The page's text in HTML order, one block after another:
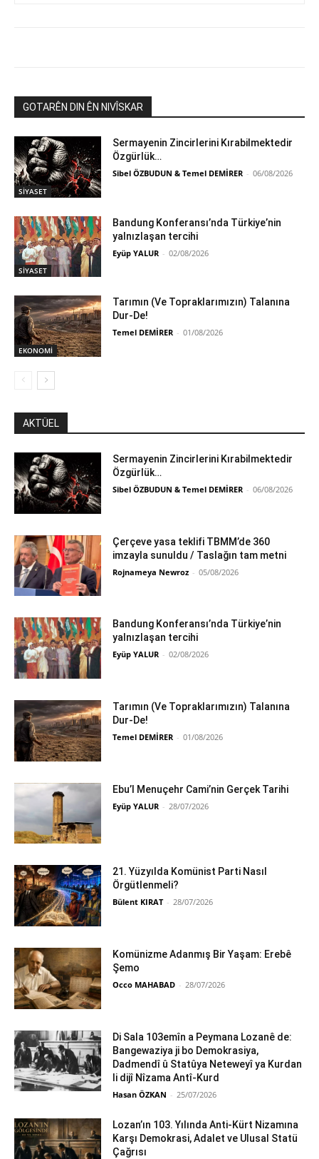
GOTARÊN DIN ÊN NIVÎSKAR
SİYASET
Sermayenin Zincirlerini Kırabilmektedir
Özgürlük…
Sibel ÖZBUDUN & Temel DEMİRER - 06/08/2026
SİYASET
Bandung Konferansı’nda Türkiye’nin
yalnızlaşan tercihi
Eyüp YALUR - 02/08/2026
EKONOMİ
Tarımın (Ve Topraklarımızın) Talanına
Dur-De!
Temel DEMİRER - 01/08/2026
AKTÜEL
Sermayenin Zincirlerini Kırabilmektedir
Özgürlük…
Sibel ÖZBUDUN & Temel DEMİRER - 06/08/2026
Çerçeve yasa teklifi TBMM’de 360
imzayla sunuldu / Taslağın tam metni
Rojnameya Newroz - 05/08/2026
Bandung Konferansı’nda Türkiye’nin
yalnızlaşan tercihi
Eyüp YALUR - 02/08/2026
Tarımın (Ve Topraklarımızın) Talanına
Dur-De!
Temel DEMİRER - 01/08/2026
Ebu’l Menuçehr Cami’nin Gerçek Tarihi
Eyüp YALUR - 28/07/2026
21. Yüzyılda Komünist Parti Nasıl
Örgütlenmeli?
Bülent KIRAT - 28/07/2026
Komünizme Adanmış Bir Yaşam: Erebê
Şemo
Occo MAHABAD - 28/07/2026
Di Sala 103emîn a Peymana Lozanê de:
Bangewaziya ji bo Demokrasiya,
Dadmendî û Statûya Neteweyî ya Kurdan
li dijî Nîzama Antî-Kurd
Hasan ÖZKAN - 25/07/2026
Lozan’ın 103. Yılında Anti-Kürt Nizamına
Karşı Demokrasi, Adalet ve Ulusal Statü
Çağrısı